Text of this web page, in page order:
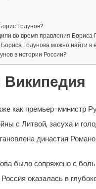
Годунов?
во время правления Бориса
Годунова можно найти в
в истории России?
как премьер-министр
с Литвой, засуха и
династия
было сопряжено с
оказалась в